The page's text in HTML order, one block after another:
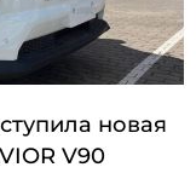
новая
V90